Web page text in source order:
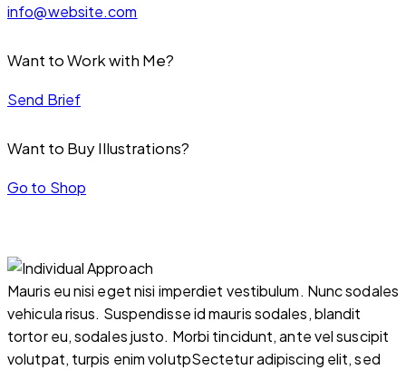
info@website.com
Want to Work with Me?
Send Brief
Want to Buy Illustrations?
Go to Shop
Mauris eu nisi eget nisi imperdiet vestibulum. Nunc sodales
vehicula risus. Suspendisse id mauris sodales, blandit
tortor eu, sodales justo. Morbi tincidunt, ante vel suscipit
volutpat, turpis enim volutpSectetur adipiscing elit, sed